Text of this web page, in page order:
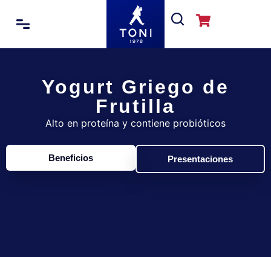
Yogurt Griego de
Frutilla
Alto en proteína y contiene probióticos
Beneficios Presentaciones